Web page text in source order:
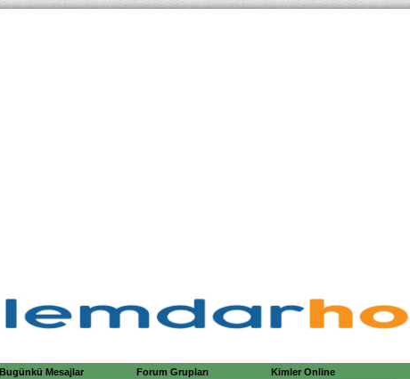
Bugünkü Mesajlar Forum Grupları Kimler Online